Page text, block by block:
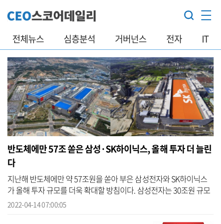
전체뉴스 심층분석 거버넌스 전자 IT
반도체에만 57조 쏟은 삼성·SK하이닉스, 올해 투자 더 늘린
다
지난해 반도체에만 약 57조원을 쏟아 부은 삼성전자와 SK하이닉스
가 올해 투자 규모를 더욱 확대할 방침이다. 삼성전자는 30조원 규모
평택 3공장이 올해 완공을 앞두고 있고, 20조원 규모 미국 파운드리
2022-04-14 07:00:05